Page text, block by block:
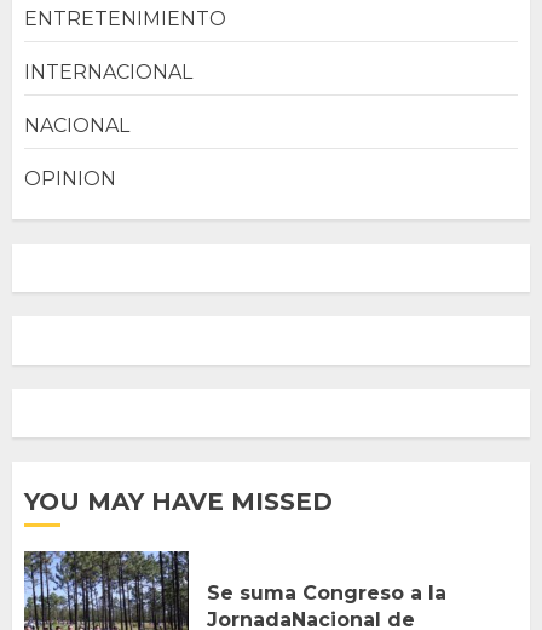
ENTRETENIMIENTO
INTERNACIONAL
NACIONAL
OPINION
YOU MAY HAVE MISSED
Se suma Congreso a la
JornadaNacional de